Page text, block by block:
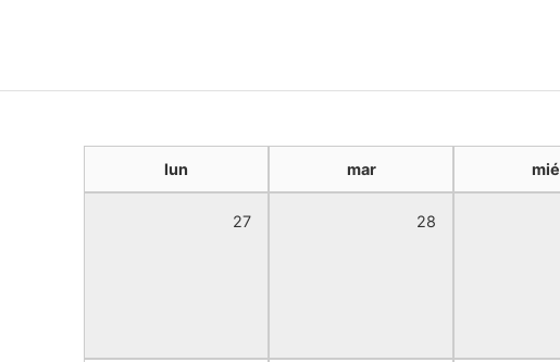
lun mar mié
27 28